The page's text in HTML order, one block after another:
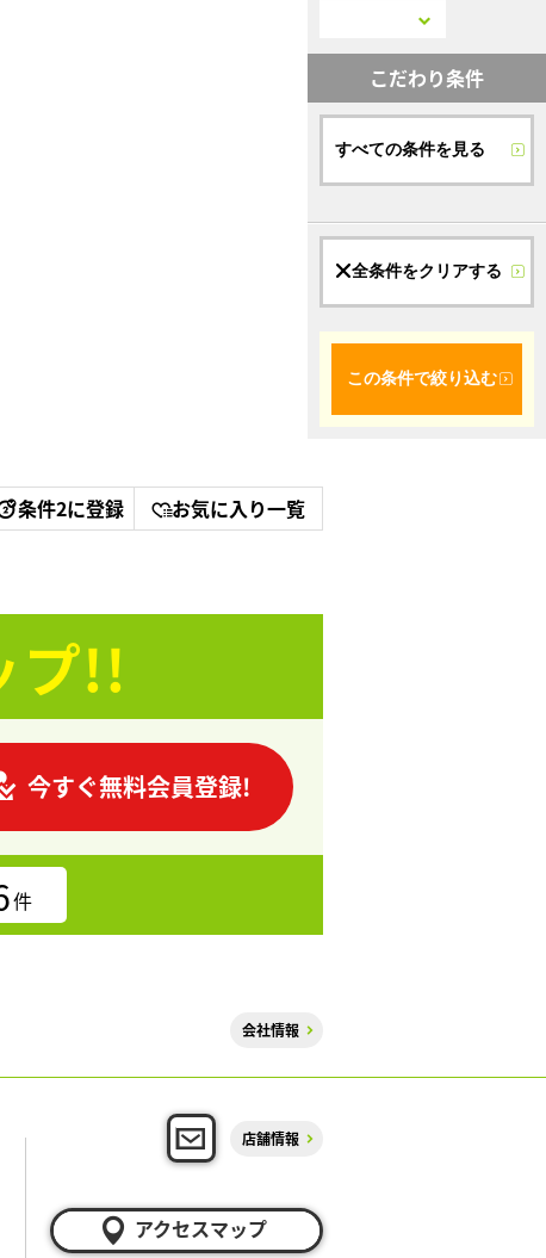
こだわり条件
すべての条件を見る
全条件をクリアする
この条件で絞り込む
条件2に登録 お気に入り一覧
プ!!
今すぐ無料会員登録!
件
会社情報
店舗情報
アクセスマップ